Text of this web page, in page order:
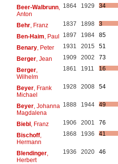
Beer-Walbrunn,
Anton
1864 1929 34
Behr, Franz 1837 1898
3
Ben-Haim , Paul 1897 1984
85
Benary, Peter 1931 2015
51
Berger, Jean 1909 2002
73
Berger,
Wilhelm
1861 1911 16
Beyer, Frank
Michael
1928 2008 54
Beyer, Johanna
Magdalena
1888 1944 49
Biebl, Franz 1906 2001
76
Bischoff,
Hermann
1868 1936 41
Blendinger,
Herbert
1936 2020 46